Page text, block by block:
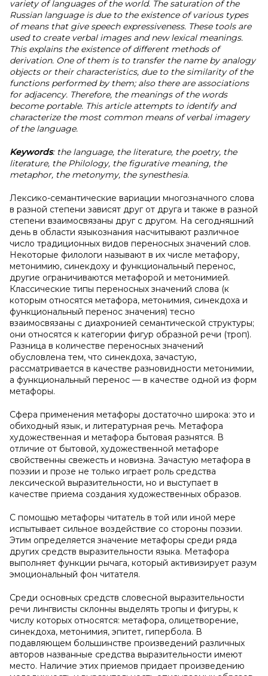
variety of languages of the world. The saturation of the
Russian language is due to the existence of various types
of means that give speech expressiveness. These tools are
used to create verbal images and new lexical meanings.
This explains the existence of different methods of
derivation. One of them is to transfer the name by analogy
objects or their characteristics, due to the similarity of the
functions performed by them; also there are associations
for adjacency. Therefore, the meanings of the words
become portable. This article attempts to identify and
characterize the most common means of verbal imagery
of the language.
Keywords: the language, the literature, the poetry, the
literature, the Philology, the figurative meaning, the
metaphor, the metonymy, the synesthesia.
Лексико-семантические вариации многозначного слова
в разной степени зависят друг от друга и также в разной
степени взаимосвязаны друг с другом. На сегодняшний
день в области языкознания насчитывают различное
число традиционных видов переносных значений слов.
Некоторые филологи называют в их числе метафору,
метонимию, синекдоху и функциональный перенос,
другие ограничиваются метафорой и метонимией.
Классические типы переносных значений слова (к
которым относятся метафора, метонимия, синекдоха и
функциональный перенос значения) тесно
взаимосвязаны с диахронией семантической структуры;
они относятся к категории фигур образной речи (троп).
Разница в количестве переносных значений
обусловлена тем, что синекдоха, зачастую,
рассматривается в качестве разновидности метонимии,
а функциональный перенос — в качестве одной из форм
метафоры.
Сфера применения метафоры достаточно широка: это и
обиходный язык, и литературная речь. Метафора
художественная и метафора бытовая разнятся. В
отличие от бытовой, художественной метафоре
свойственны свежесть и новизна. Зачастую метафора в
поэзии и прозе не только играет роль средства
лексической выразительности, но и выступает в
качестве приема создания художественных образов.
С помощью метафоры читатель в той или иной мере
испытывает сильное воздействие со стороны поэзии.
Этим определяется значение метафоры среди ряда
других средств выразительности языка. Метафора
выполняет функции рычага, который активизирует разум
эмоциональный фон читателя.
Среди основных средств словесной выразительности
речи лингвисты склонны выделять тропы и фигуры, к
числу которых относятся: метафора, олицетворение,
синекдоха, метонимия, эпитет, гипербола. В
подавляющем большинстве произведений различных
авторов названные средства выразительности имеют
место. Наличие этих приемов придает произведению